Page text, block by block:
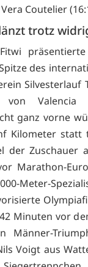
Coutelier
trotz
Fitwi
des
von
ganz vorne
Kilometer
der Zuschauer
Marathon-
Meter-
Minuten vor
Männer-
Voigt aus